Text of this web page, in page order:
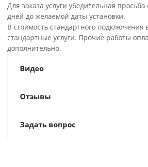
Для заказа услуги убедительная просьба
дней до желаемой даты установки.
В стоимость стандартного подключения
стандартные услуги. Прочие работы
дополнительно.
Видео
Отзывы
Задать вопрос